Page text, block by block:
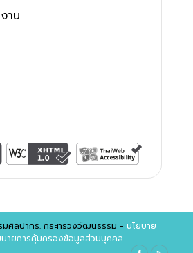
าน
ศิลปากร. กระทรวงวัฒนธรรม - นโยบาย
บายการคุ้มครองข้อมูลส่วนบุคคล